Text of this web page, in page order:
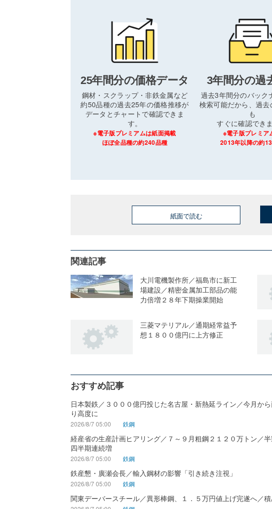
25年間分の価格データ
鋼材・スクラップ・非鉄金属など
約50品種の過去25年の価格推移が
データとチャートで確認できま
す。
※電子版プレミアムは紙面掲載
ほぼ全品種の約240品種
3年間分の過
過去3年間分のバック
検索可能だから、過
も
すぐに確認できま
※電子版プレミア
2013年以降の約
紙面で読む
関連記事
大川電機製作所／福島市に新工
場建設／精密金属加工部品の能
力倍増２８年下期操業開始
三菱マテリアル／通期経常益予
想１８００億円に上方修正
おすすめ記事
日本製鉄／３０００億円投じた名古屋・新熱延ライン／今月か
り高度に
2026/8/7 05:00 鉄鋼
経産省の生産計画ヒアリング／７～９月粗鋼２１２０万トン／
四半期連続増
2026/8/7 05:00 鉄鋼
鉄産懇・廣瀬会長／輸入鋼材の影響「引き続き注視」
2026/8/7 05:00 鉄鋼
関東デーバースチール／異形棒鋼、１．５万円値上げ完遂へ／